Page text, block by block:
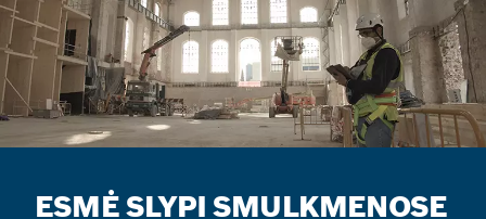
ESMĖ SLYPI SMULKMENOSE